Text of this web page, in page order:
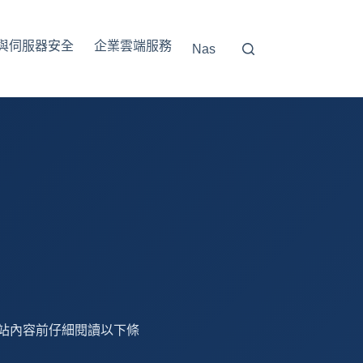
伺服器安全 企業雲端服務 Nas
內容前仔細閱讀以下條